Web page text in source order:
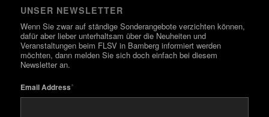
UNSER NEWSLETTER
Wenn Sie zwar auf ständige Sonderangebote verzichten können,
dafür aber lieber unterhaltsam über die Neuheiten und
Veranstaltungen beim FLSV in Bamberg informiert werden
möchten, dann melden Sie sich doch einfach bei diesem
Newsletter an.
Email Address*